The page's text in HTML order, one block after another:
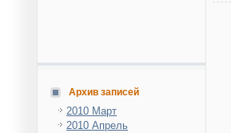
Архив записей
2010 Март
2010 Апрель